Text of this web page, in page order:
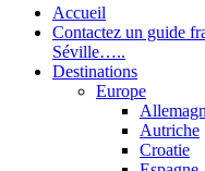
Primary
Navigation
Accueil
Contactez un guide
Séville…..
Destinations
Europe
Autriche
Croatie